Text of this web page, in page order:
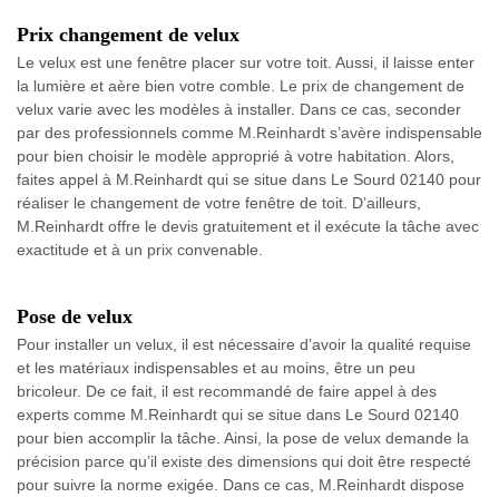
Prix changement de velux
Le velux est une fenêtre placer sur votre toit. Aussi, il laisse enter
la lumière et aère bien votre comble. Le prix de changement de
velux varie avec les modèles à installer. Dans ce cas, seconder
par des professionnels comme M.Reinhardt s’avère indispensable
pour bien choisir le modèle approprié à votre habitation. Alors,
faites appel à M.Reinhardt qui se situe dans Le Sourd 02140 pour
réaliser le changement de votre fenêtre de toit. D’ailleurs,
M.Reinhardt offre le devis gratuitement et il exécute la tâche avec
exactitude et à un prix convenable.
Pose de velux
Pour installer un velux, il est nécessaire d’avoir la qualité requise
et les matériaux indispensables et au moins, être un peu
bricoleur. De ce fait, il est recommandé de faire appel à des
experts comme M.Reinhardt qui se situe dans Le Sourd 02140
pour bien accomplir la tâche. Ainsi, la pose de velux demande la
précision parce qu’il existe des dimensions qui doit être respecté
pour suivre la norme exigée. Dans ce cas, M.Reinhardt dispose